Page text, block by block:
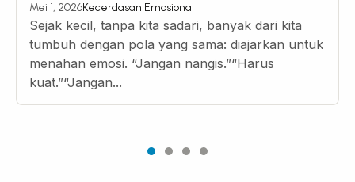
Mei 1, 2026Kecerdasan Emosional
Sejak kecil, tanpa kita sadari, banyak dari kita
tumbuh dengan pola yang sama: diajarkan untuk
menahan emosi. “Jangan nangis.”“Harus
kuat.”“Jangan...